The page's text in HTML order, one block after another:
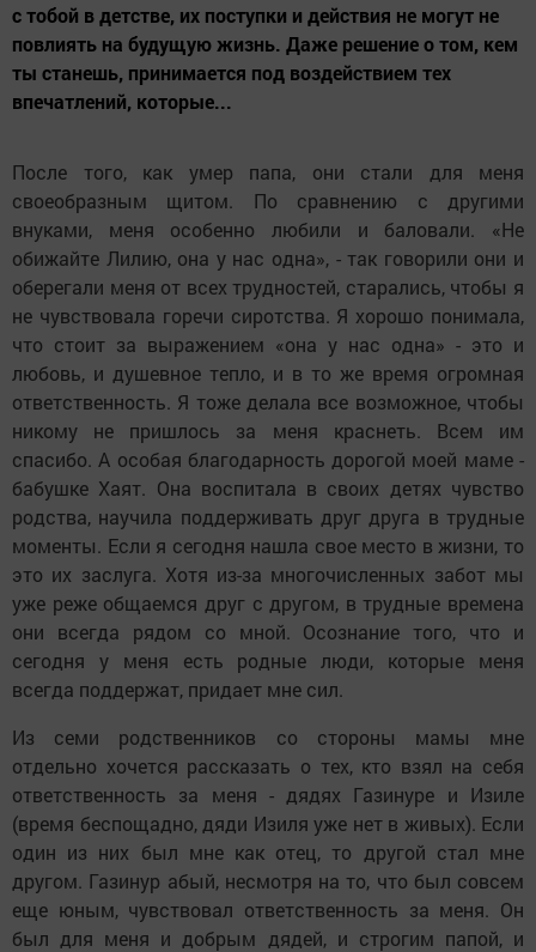
с тобой в детстве, их поступки и действия не могут не
повлиять на будущую жизнь. Даже решение о том, кем
ты станешь, принимается под воздействием тех
впечатлений, которые...
После того, как умер папа, они стали для меня
своеобразным щитом. По сравнению с другими
внуками, меня особенно любили и баловали. «Не
обижайте Лилию, она у нас одна», - так говорили они и
оберегали меня от всех трудностей, старались, чтобы я
не чувствовала горечи сиротства. Я хорошо понимала,
что стоит за выражением «она у нас одна» - это и
любовь, и душевное тепло, и в то же время огромная
ответственность. Я тоже делала все возможное, чтобы
никому не пришлось за меня краснеть. Всем им
спасибо. А особая благодарность дорогой моей маме -
бабушке Хаят. Она воспитала в своих детях чувство
родства, научила поддерживать друг друга в трудные
моменты. Если я сегодня нашла свое место в жизни, то
это их заслуга. Хотя из-за многочисленных забот мы
уже реже общаемся друг с другом, в трудные времена
они всегда рядом со мной. Осознание того, что и
сегодня у меня есть родные люди, которые меня
всегда поддержат, придает мне сил.
Из семи родственников со стороны мамы мне
отдельно хочется рассказать о тех, кто взял на себя
ответственность за меня - дядях Газинуре и Изиле
(время беспощадно, дяди Изиля уже нет в живых). Если
один из них был мне как отец, то другой стал мне
другом. Газинур абый, несмотря на то, что был совсем
еще юным, чувствовал ответственность за меня. Он
был для меня и добрым дядей, и строгим папой, и